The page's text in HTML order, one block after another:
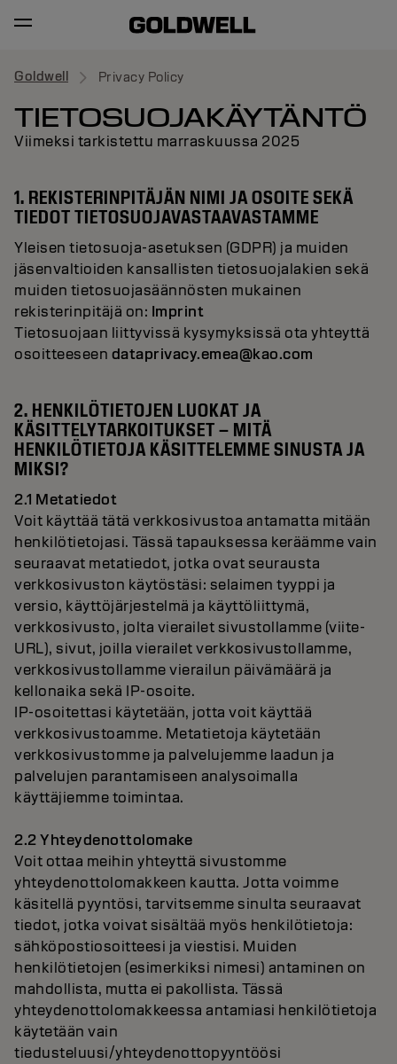
Goldwell Privacy Policy
TIETOSUOJAKÄYTÄNTÖ
Viimeksi tarkistettu marraskuussa 2025
1. REKISTERINPITÄJÄN NIMI JA OSOITE SEKÄ
TIEDOT TIETOSUOJAVASTAAVASTAMME
Yleisen tietosuoja-asetuksen (GDPR) ja muiden
jäsenvaltioiden kansallisten tietosuojalakien sekä
muiden tietosuojasäännösten mukainen
rekisterinpitäjä on: Imprint
Tietosuojaan liittyvissä kysymyksissä ota yhteyttä
osoitteeseen dataprivacy.emea@kao.com
2. HENKILÖTIETOJEN LUOKAT JA
KÄSITTELYTARKOITUKSET – MITÄ
HENKILÖTIETOJA KÄSITTELEMME SINUSTA JA
MIKSI?
2.1 Metatiedot
Voit käyttää tätä verkkosivustoa antamatta mitään
henkilötietojasi. Tässä tapauksessa keräämme vain
seuraavat metatiedot, jotka ovat seurausta
verkkosivuston käytöstäsi: selaimen tyyppi ja
versio, käyttöjärjestelmä ja käyttöliittymä,
verkkosivusto, jolta vierailet sivustollamme (viite-
URL), sivut, joilla vierailet verkkosivustollamme,
verkkosivustollamme vierailun päivämäärä ja
kellonaika sekä IP-osoite.
IP-osoitettasi käytetään, jotta voit käyttää
verkkosivustoamme. Metatietoja käytetään
verkkosivustomme ja palvelujemme laadun ja
palvelujen parantamiseen analysoimalla
käyttäjiemme toimintaa.
2.2 Yhteydenottolomake
Voit ottaa meihin yhteyttä sivustomme
yhteydenottolomakkeen kautta. Jotta voimme
käsitellä pyyntösi, tarvitsemme sinulta seuraavat
tiedot, jotka voivat sisältää myös henkilötietoja:
sähköpostiosoitteesi ja viestisi. Muiden
henkilötietojen (esimerkiksi nimesi) antaminen on
mahdollista, mutta ei pakollista. Tässä
yhteydenottolomakkeessa antamiasi henkilötietoja
käytetään vain
tiedusteluusi/yhteydenottopyyntöösi